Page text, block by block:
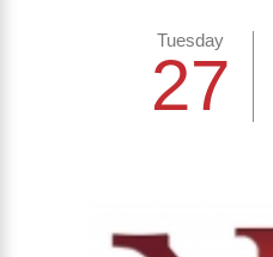
Tuesday
27